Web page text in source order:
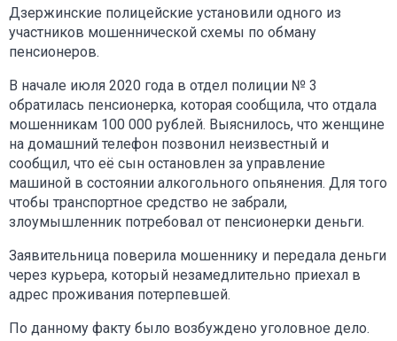
Дзержинские полицейские установили одного из
участников мошеннической схемы по обману
пенсионеров.
В начале июля 2020 года в отдел полиции № 3
обратилась пенсионерка, которая сообщила, что отдала
мошенникам 100 000 рублей. Выяснилось, что женщине
на домашний телефон позвонил неизвестный и
сообщил, что её сын остановлен за управление
машиной в состоянии алкогольного опьянения. Для того
чтобы транспортное средство не забрали,
злоумышленник потребовал от пенсионерки деньги.
Заявительница поверила мошеннику и передала деньги
через курьера, который незамедлительно приехал в
адрес проживания потерпевшей.
По данному факту было возбуждено уголовное дело.